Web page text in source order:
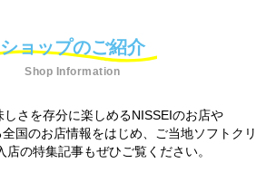
ショップのご紹介
Shop Information
しさを存分に楽しめるNISSEIのお店や
国のお店情報をはじめ、 ご当地ソフトクリ
店の特集記事もぜひご覧ください。